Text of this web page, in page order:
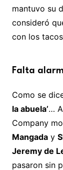
mantuvo su
consideró
con los
Falta
Como se
la abuela’…
Company
Mangaday
Jeremy de
pasaron sin